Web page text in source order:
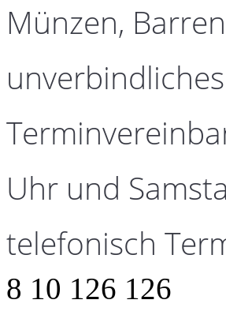
Münzen,
Uhr und
telefonisch
8 10 126 126